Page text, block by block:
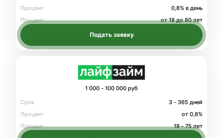
Процент
0,8% в день
Процент
от 18 до 80 лет
Подать заявку
1 000 - 100 000 руб
Срок
3 - 365 дней
Процент
от 0,8%
Процент
18 - 75 лет